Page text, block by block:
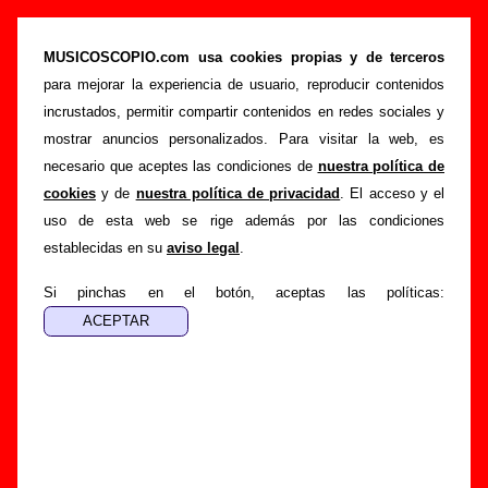
MUSICOSCOPIO.com usa cookies propias y de terceros
para mejorar la experiencia de usuario, reproducir contenidos
incrustados, permitir compartir contenidos en redes sociales y
mostrar anuncios personalizados. Para visitar la web, es
necesario que aceptes las condiciones de nuestra política de
cookies y de nuestra política de privacidad . El acceso y el
uso de esta web se rige además por las condiciones
establecidas en su aviso legal .
Si pinchas en el botón, aceptas las políticas:
Flash Strato - Añadir o corregir información
Portada >Flash Strato >Añadir
Si tienes información adicional, puedes enviar nueva
información o corregir la existente mediante el siguiente
formulario o escribiendo un e-mail a
guialven@musicoscopio.com.Gracias por tu
colaboración.
Nombre: